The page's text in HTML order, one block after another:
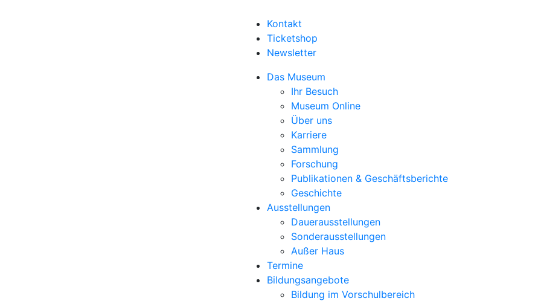
Kontakt
Ticketshop
Newsletter
Das Museum
Ihr Besuch
Museum Online
Über uns
Karriere
Sammlung
Forschung
Publikationen & Geschäftsberichte
Geschichte
Ausstellungen
Dauerausstellungen
Sonderausstellungen
Außer Haus
Termine
Bildungsangebote
Bildung im Vorschulbereich